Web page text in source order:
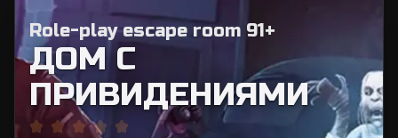
Role-play escape room 91+
ДОМ С
ПРИВИДЕНИЯМИ